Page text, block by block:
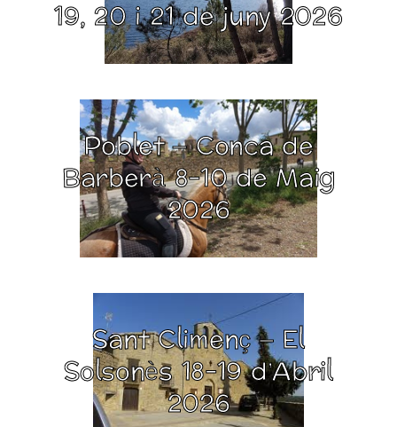
19, 20 i 21 de juny 2026
Poblet – Conca de
Barberà 8-10 de Maig
2026
Sant Climenç – El
Solsonès 18-19 d’Abril
2026